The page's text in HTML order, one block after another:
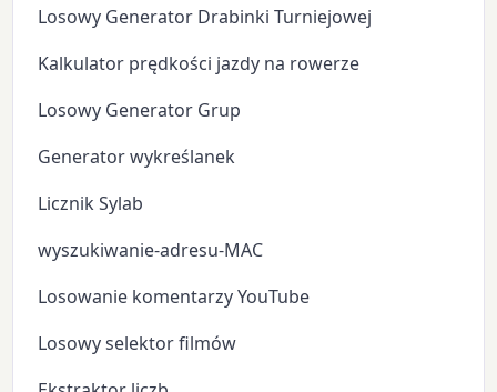
Losowy Generator Drabinki Turniejowej
Kalkulator prędkości jazdy na rowerze
Losowy Generator Grup
Generator wykreślanek
Licznik Sylab
wyszukiwanie-adresu-MAC
Losowanie komentarzy YouTube
Losowy selektor filmów